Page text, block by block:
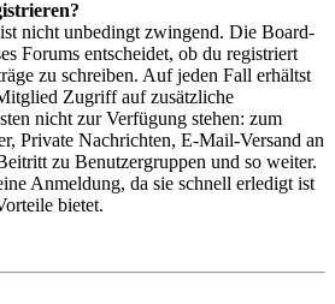
nicht unbedingt zwingend. Die Board-
Forums entscheidet, ob du registriert
zu schreiben. Auf jeden Fall erhältst
Zugriff auf zusätzliche
nicht zur Verfügung stehen: zum
Private Nachrichten, E-Mail-Versand an
zu Benutzergruppen und so weiter.
Anmeldung, da sie schnell erledigt ist
bietet.